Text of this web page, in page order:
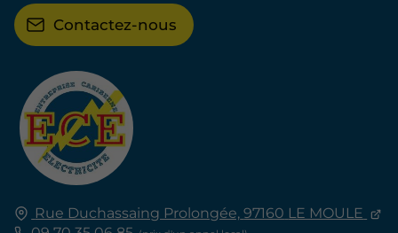
Rue Duchassaing Prolongée, 97160 LE MOULE
Contactez-nous